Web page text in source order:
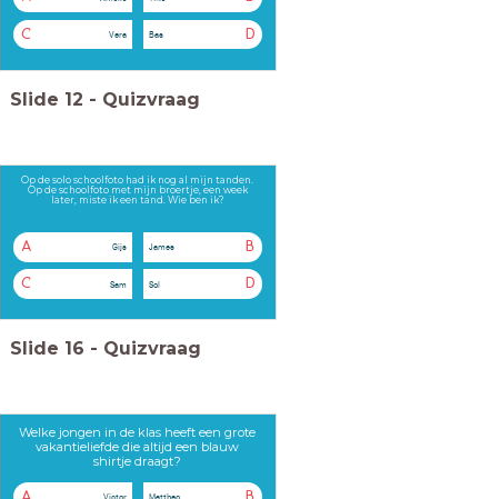
C Vera D
Bas
Slide 12 - Quizvraag
Op de solo schoolfoto had ik nog al mijn tanden.
Op de schoolfoto met mijn broertje, een week
later, miste ik een tand. Wie ben ik?
A Gijs B
James
C Sam D
Sol
Slide 16 - Quizvraag
Welke jongen in de klas heeft een grote
vakantieliefde die altijd een blauw
shirtje draagt?
Victor Mattheo